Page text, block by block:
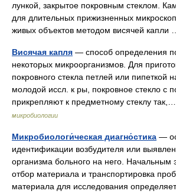
лункой, закрытое покровным стеклом.
для длительных прижизненных
живых объектов методом висячей
Висячая капля — способ определения
некоторых микроорганизмов. Для
покровного стекла петлей или пипеткой
молодой иссл. к ры, покровное стекло с
прикрепляют к предметному стеклу
микробиологии
Микробиологи́ческая диагно́стика —
идентификации возбудителя или
организма больного на него. Начальным
отбор материала и транспортировка
материала для исследования